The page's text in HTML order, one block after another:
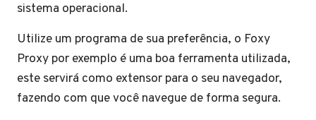
sistema operacional.
Utilize um programa de sua preferência, o Foxy
Proxy por exemplo é uma boa ferramenta utilizada,
este servirá como extensor para o seu navegador,
fazendo com que você navegue de forma segura.